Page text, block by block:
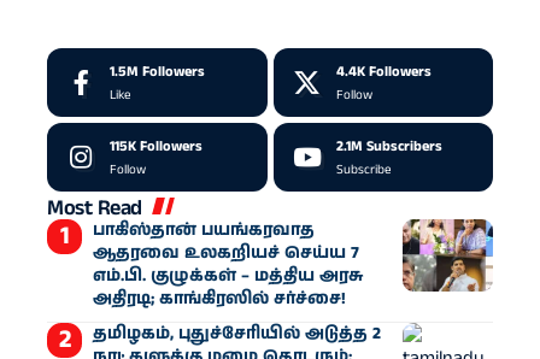
1.5M Followers
Like
4.4K Followers
Follow
115KFollowers
Follow
2.1M Subscribers
Subscribe
Most Read
பாகிஸ்தான் பயங்கரவாத
ஆதரவை உலகறியச் செய்ய 7
எம்.பி. குழுக்கள் – மத்திய அரசு
அதிரடி; காங்கிரஸில் சர்ச்சை!
தமிழகம், புதுச்சேரியில் அடுத்த 2